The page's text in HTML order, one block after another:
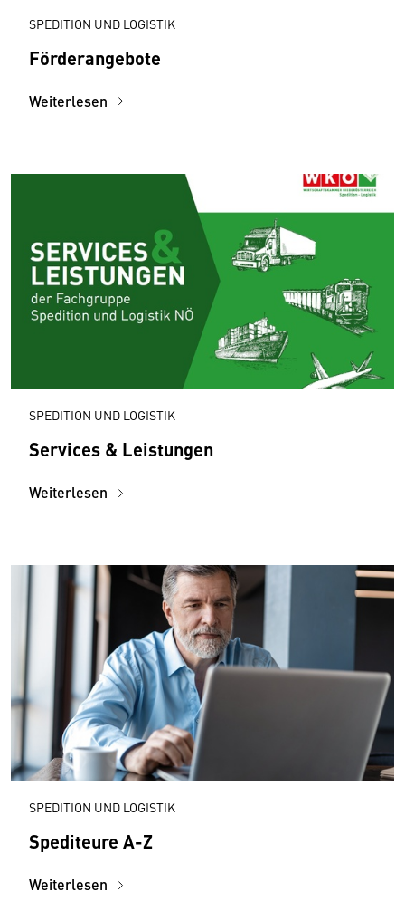
SPEDITION UND LOGISTIK
Förderangebote
Weiterlesen
SPEDITION UND LOGISTIK
Services & Leistungen
Weiterlesen
SPEDITION UND LOGISTIK
Spediteure A-Z
Weiterlesen